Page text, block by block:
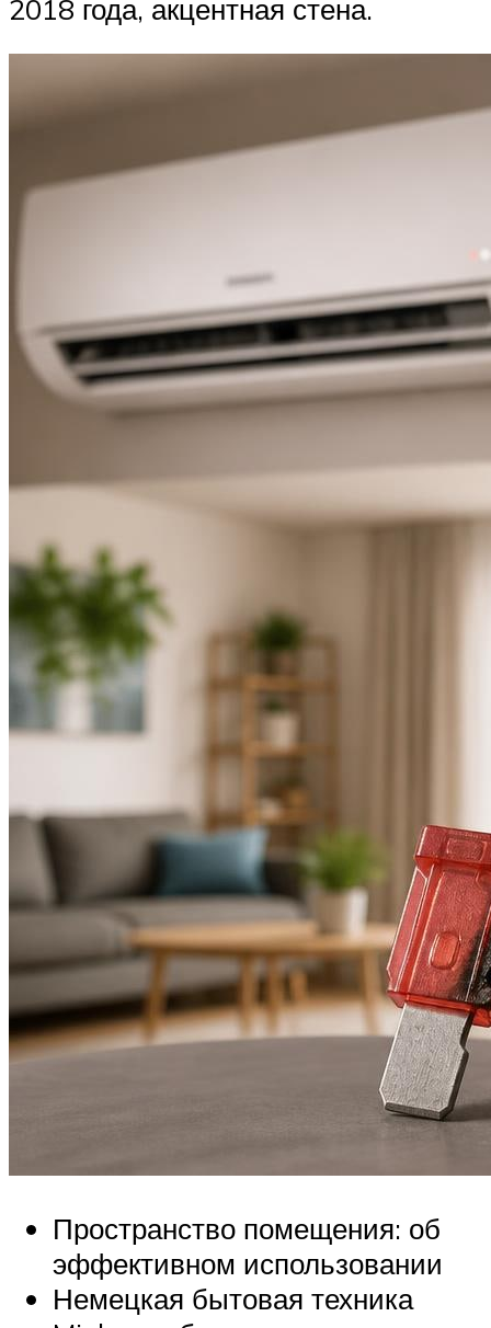
2018 года, акцентная стена.
Пространство помещения: об
эффективном использовании
Немецкая бытовая техника